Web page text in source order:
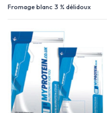
Fromage blanc 3 % délidoux